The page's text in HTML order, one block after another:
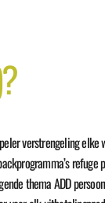
verstrengeling
thema ADD